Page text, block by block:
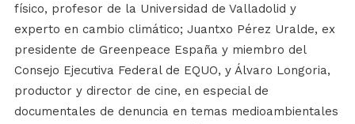
físico, profesor de la Universidad de Valladolid y
experto en cambio climático; Juantxo Pérez Uralde, ex
presidente de Greenpeace España y miembro del
Consejo Ejecutiva Federal de EQUO, y Álvaro Longoria,
productor y director de cine, en especial de
documentales de denuncia en temas medioambientales